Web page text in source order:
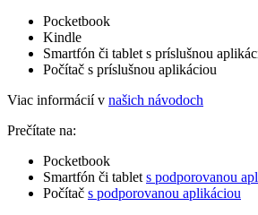
Pocketbook
Kindle
Smartfón či tablet s príslušnou
Počítač s príslušnou aplikáciou
Viac informácií v našich návodoch
Prečítate na:
Pocketbook
Smartfón či tablet s podporovanou
Počítač s podporovanou aplikáciou